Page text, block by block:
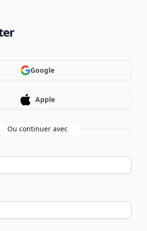
Google
Apple
Ou continuer avec